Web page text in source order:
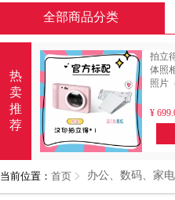
全部商品分类
热
卖
推
荐
拍立
体照
照片
¥
当前位置： 首页 办公、数码、家电